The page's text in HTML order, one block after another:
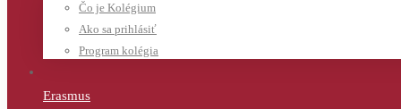
Čo je Kolégium
Ako sa prihlásiť
Program kolégia
Erasmus